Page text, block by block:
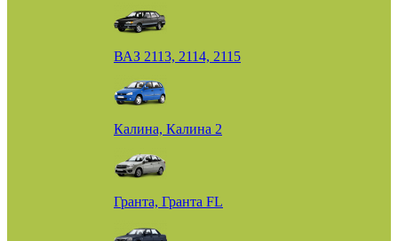
ВАЗ 2113, 2114, 2115
Калина, Калина 2
Гранта, Гранта FL